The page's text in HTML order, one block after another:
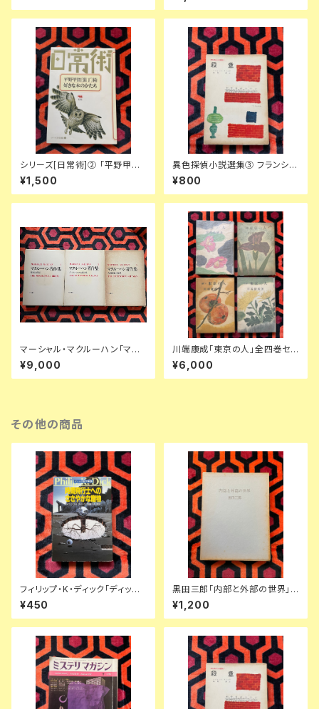
ヤカワSF文庫 早川書房
中野良子
シリーズ[日常術]② 「平野甲賀
[装丁]術・好きな本のかたち」晶
文社
¥1,500
異色探偵小説選集③ フランシ
ス・アイルズ「殺意」延原謙 訳 初
版 装幀:花森安治 日本出版共同
株式会社
¥800
マーシャル・マクルーハン「マク
ルーハン著作集」1〜3全巻セッ
ト 函入り 井坂学・後藤和彦・高
儀進訳 装幀:粟津潔 竹内書店
¥9,000
川端康成「東京の人」全四巻セッ
ト 装幀:金島桂華 新潮社
¥6,000
その他の商品
フィリップ・K・ディック「ディック
傑作集② 時間飛行士へのささ
やかな贈物」浅倉久志・他訳 ハ
ヤカワSF文庫 早川書房
¥450
黒田三郎「内部と外部の世界」
初版 函入り 昭森社 評論集
¥1,200